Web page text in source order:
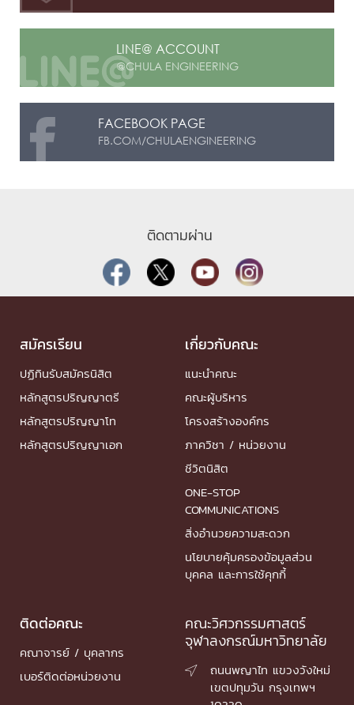
LINE@ ACCOUNT
@CHULA ENGINEERING
FACEBOOK PAGE
FB.COM/CHULAENGINEERING
ติดตามผ่าน
สมัครเรียน
ปฏิทินรับสมัครนิสิต
หลักสูตรปริญญาตรี
หลักสูตรปริญญาโท
หลักสูตรปริญญาเอก
เกี่ยวกับคณะ
แนะนำคณะ
คณะผู้บริหาร
โครงสร้างองค์กร
ภาควิชา / หน่วยงาน
ชีวิตนิสิต
ONE-STOP
COMMUNICATIONS
สิ่งอำนวยความสะดวก
นโยบายคุ้มครองข้อมูลส่วน
บุคคล และการใช้คุกกี้
ติดต่อคณะ
คณาจารย์ / บุคลากร
เบอร์ติดต่อหน่วยงาน
คณะวิศวกรรมศาสตร์
จุฬาลงกรณ์มหาวิทยาลัย

ถนนพญาไท แขวงวังใหม่
เขตปทุมวัน กรุงเทพฯ